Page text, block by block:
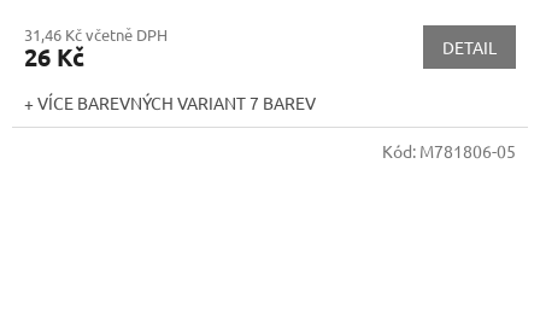
31,46 Kč včetně DPH
26 Kč DETAIL
+ VÍCE BAREVNÝCH VARIANT 7 BAREV
Kód: M781806-05